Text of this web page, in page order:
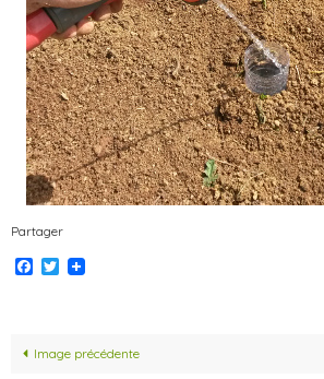
Partager
Facebook
Twitter
Image précédente